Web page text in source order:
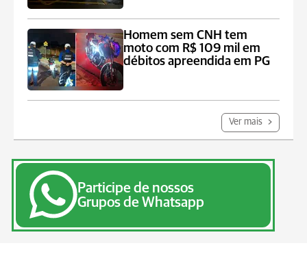
Homem sem CNH tem
moto com R$ 109 mil em
débitos apreendida em PG
Ver mais
Participe de nossos
Grupos de Whatsapp